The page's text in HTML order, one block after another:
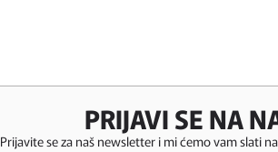
PRIJAVI SE NA
Prijavite se za naš newsletter i mi ćemo vam slati